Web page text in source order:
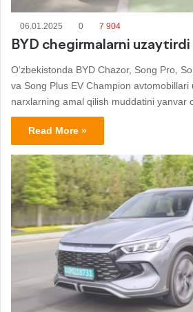
06.01.2025 0 7 904
BYD chegirmalarni uzaytirdi
O‘zbekistonda BYD Chazor, Song Pro,
va Song Plus EV Champion avtomobillari
narxlarning amal qilish muddatini yanvar
Read More »